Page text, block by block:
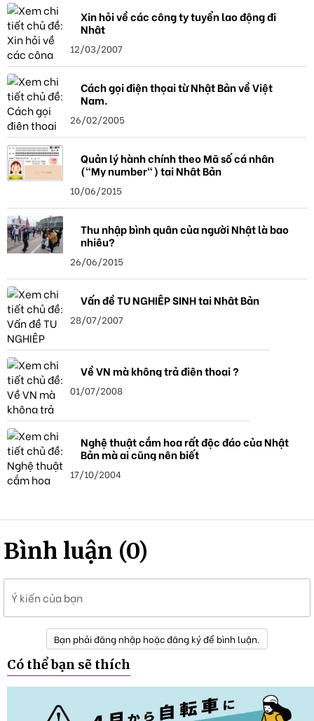
Xin hỏi về các công ty tuyển lao động đi
Nhật
12/03/2007
Cách gọi điện thọai từ Nhật Bản về Việt
Nam.
26/02/2005
Quản lý hành chính theo Mã số cá nhân
("My number") tại Nhật Bản
10/06/2015
Thu nhập bình quân của người Nhật là bao
nhiêu?
26/06/2015
Vấn đề TU NGHIỆP SINH tại Nhật Bản
28/07/2007
Về VN mà không trả điện thoại ?
01/07/2008
Nghệ thuật cắm hoa rất độc đáo của Nhật
Bản mà ai cũng nên biết
17/10/2004
Bình luận (0)
Ý kiến của bạn
Bạn phải đăng nhập hoặc đăng ký để bình luận.
Có thể bạn sẽ thích